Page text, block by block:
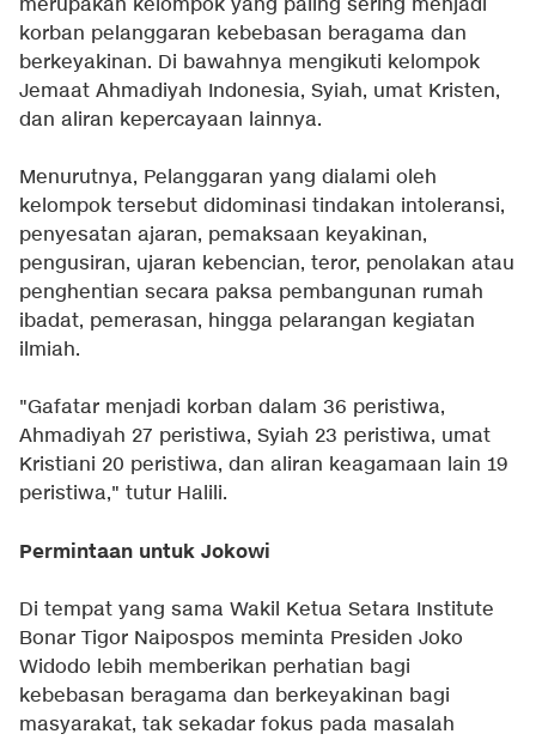
merupakan kelompok yang paling sering menjadi
korban pelanggaran kebebasan beragama dan
berkeyakinan. Di bawahnya mengikuti kelompok
Jemaat Ahmadiyah Indonesia, Syiah, umat Kristen,
dan aliran kepercayaan lainnya.
Menurutnya, Pelanggaran yang dialami oleh
kelompok tersebut didominasi tindakan intoleransi,
penyesatan ajaran, pemaksaan keyakinan,
pengusiran, ujaran kebencian, teror, penolakan atau
penghentian secara paksa pembangunan rumah
ibadat, pemerasan, hingga pelarangan kegiatan
ilmiah.
"Gafatar menjadi korban dalam 36 peristiwa,
Ahmadiyah 27 peristiwa, Syiah 23 peristiwa, umat
Kristiani 20 peristiwa, dan aliran keagamaan lain 19
peristiwa," tutur Halili.
Permintaan untuk Jokowi
Di tempat yang sama Wakil Ketua Setara Institute
Bonar Tigor Naipospos meminta Presiden Joko
Widodo lebih memberikan perhatian bagi
kebebasan beragama dan berkeyakinan bagi
masyarakat, tak sekadar fokus pada masalah